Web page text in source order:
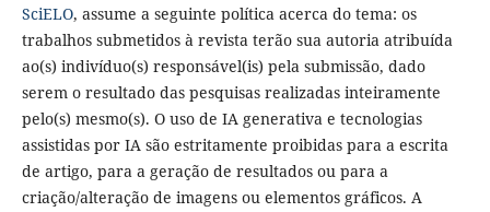
SciELO, assume a seguinte política acerca do tema: os
trabalhos submetidos à revista terão sua autoria atribuída
ao(s) indivíduo(s) responsável(is) pela submissão, dado
serem o resultado das pesquisas realizadas inteiramente
pelo(s) mesmo(s). O uso de IA generativa e tecnologias
assistidas por IA são estritamente proibidas para a escrita
de artigo, para a geração de resultados ou para a
criação/alteração de imagens ou elementos gráficos. A